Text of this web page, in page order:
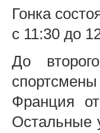
Гонка
с 11:30 до
До
Франция
Остальные